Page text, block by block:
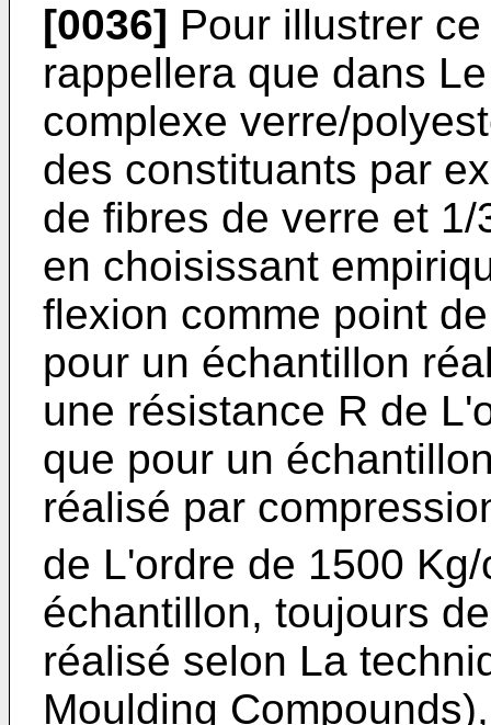
[0036] Pour illustrer
rappellera que dans
complexe verre/
des constituants par
de fibres de verre et
en choisissant
flexion comme point
pour un échantillon
une résistance R de
que pour un
réalisé par
de L'ordre de 1500 Kg/
échantillon, toujours
réalisé selon La
Moulding